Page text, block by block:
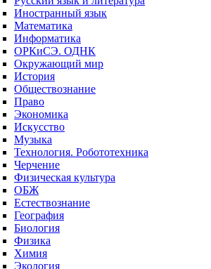
Иностранный язык
Математика
Информатика
ОРКиСЭ. ОДНК
Окружающий мир
История
Обществознание
Право
Экономика
Искусство
Музыка
Технология. Робототехника
Черчение
Физическая культура
ОБЖ
Естествознание
География
Биология
Физика
Химия
Экология